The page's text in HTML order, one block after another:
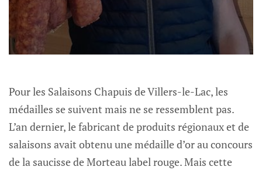
Pour les Salaisons Chapuis de Villers-le-Lac, les
médailles se suivent mais ne se ressemblent pas.
L’an dernier, le fabricant de produits régionaux et de
salaisons avait obtenu une médaille d’or au concours
de la saucisse de Morteau label rouge. Mais cette